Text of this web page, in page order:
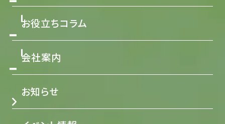
お役立ちコラム
会社案内
お知らせ